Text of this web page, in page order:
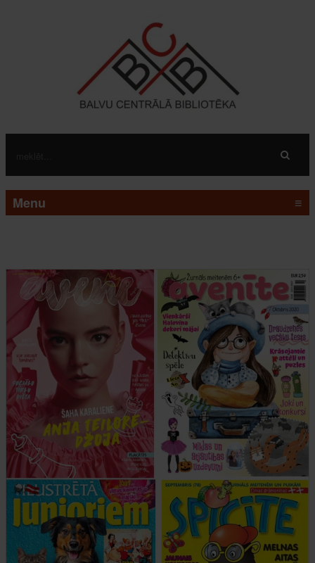
Menu ≡